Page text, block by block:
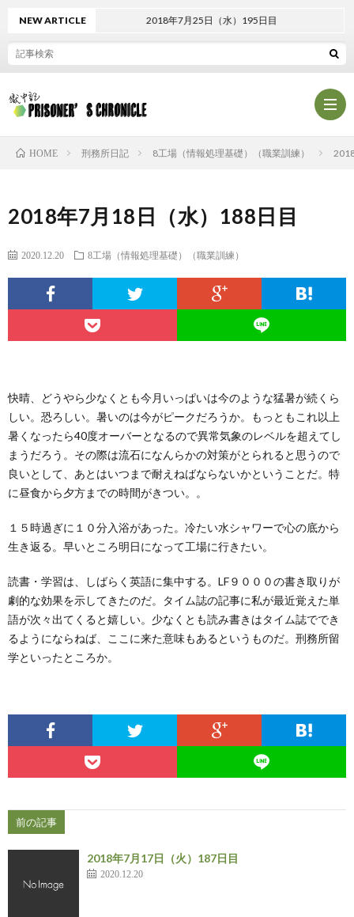
フ
ル
ラ
シ
リ
シ
ー
お
合
NEW ARTICLE 2018年7月25日（水）195日目
HOME 刑務所日記 8工場（情報処理基礎）（職業訓練）
2018年7月18日（水）188日目
2020.12.20 8工場（情報処理基礎）（職業訓練）
快晴、どうやら少なくとも今月いっぱいは今のような猛暑が続くら
しい。恐ろしい。暑いのは今がピークだろうか。もっともこれ以上
暑くなったら40度オーバーとなるので異常気象のレベルを超えてし
まうだろう。その際は流石になんらかの対策がとられると思うので
良いとして、あとはいつまで耐えねばならないかということだ。特
に昼食から夕方までの時間がきつい。。
１５時過ぎに１０分入浴があった。冷たい水シャワーで心の底から
生き返る。早いところ明日になって工場に行きたい。
読書・学習は、しばらく英語に集中する。LF９０００の書き取りが
劇的な効果を示してきたのだ。タイム誌の記事に私が最近覚えた単
語が次々出てくると嬉しい。少なくとも読み書きはタイム誌ででき
るようにならねば、ここに来た意味もあるというものだ。刑務所留
学といったところか。
前の記事
2018年7月17日（火）187日目
2020.12.20